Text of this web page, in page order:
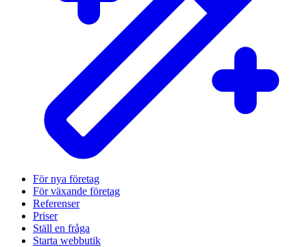
För nya företag
För växande företag
Referenser
Priser
Ställ en fråga
Starta webbutik